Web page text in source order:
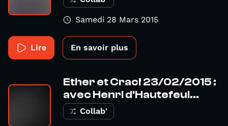
Samedi 28 Mars 2015
Lire En savoir plus
Ether et Crac! 23/02/2015 :
avec Henri d'Hautefeui...
Collab'